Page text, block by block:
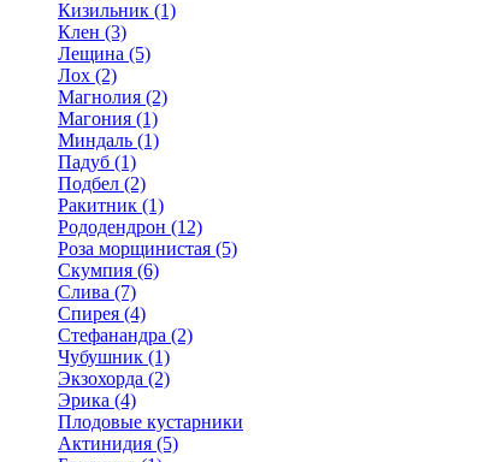
Кизильник (1)
Клен (3)
Лещина (5)
Лох (2)
Магнолия (2)
Магония (1)
Миндаль (1)
Падуб (1)
Подбел (2)
Ракитник (1)
Рододендрон (12)
Роза морщинистая (5)
Скумпия (6)
Слива (7)
Спирея (4)
Стефанандра (2)
Чубушник (1)
Экзохорда (2)
Эрика (4)
Плодовые кустарники
Актинидия (5)